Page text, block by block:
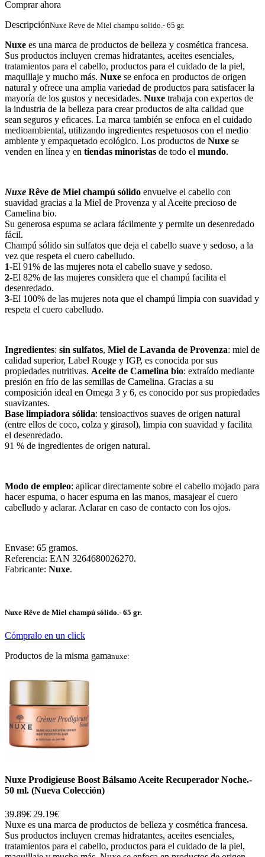
Comprar ahora
DescripciónNuxe Reve de Miel champu solido.- 65 gr.
Nuxe es una marca de productos de belleza y cosmética francesa.
Sus productos incluyen cremas hidratantes, aceites esenciales,
tratamientos para el cabello, productos para el cuidado de la piel,
maquillaje y mucho más. Nuxe se enfoca en productos de origen
natural y ofrece una amplia variedad de productos para satisfacer la
mayoría de los gustos y necesidades. Nuxe trabaja con expertos de
la industria de la belleza para crear productos de alta calidad que
sean seguros y eficaces. La marca también se enfoca en el cuidado
medioambiental, utilizando ingredientes respetuosos con el medio
ambiente y empaquetado ecológico. Los productos de Nuxe se
venden en línea y en tiendas minoristas de todo el mundo.
Nuxe Rêve de Miel champú sólido envuelve el cabello con
suavidad gracias a la Miel de Provenza y al Aceite precioso de
Camelina bio.
Su generosa espuma se aclara fácilmente y permite un desenredado
fácil.
Champú sólido sin sulfatos que deja el cabello suave y sedoso, a la
vez que respeta el cuero cabelludo.
1-El 91% de las mujeres nota el cabello suave y sedoso.
2-El 82% de las mujeres considera que el champú facilita el
desenredado.
3-El 100% de las mujeres nota que el champú limpia con suavidad y
respeta el cuero cabelludo.
Ingredientes: sin sulfatos, Miel de Lavanda de Provenza: miel de
calidad superior, Label Rouge y IGP, es conocida por sus
propiedades nutritivas. Aceite de Camelina bio: extraído mediante
presión en frío de las semillas de Camelina. Gracias a su
composición ideal en Omega 3 y 6, es conocido por sus propiedades
suavizantes.
Base limpiadora sólida: tensioactivos suaves de origen natural
(entre ellos de coco, colza y girasol), limpia con suavidad y facilita
el desenredado.
91 % de ingredientes de origen natural.
Modo de empleo: aplicar directamente sobre el cabello mojado para
hacer espuma, o hacer espuma en las manos, masajear el cuero
cabelludo y aclarar. Aclarar en caso de contacto con los ojos.
Envase: 65 gramos.
Referencia: EAN 3264680026270.
Fabricante: Nuxe.
Nuxe Rêve de Miel champú sólido.- 65 gr.
Cómpralo en un click
Productos de la misma gamanuxe:
Nuxe Prodigieuse Boost Bálsamo Aceite Recuperador Noche.-
50 ml. (Nueva Colección)
39.89€ 29.19€
Nuxe es una marca de productos de belleza y cosmética francesa.
Sus productos incluyen cremas hidratantes, aceites esenciales,
tratamientos para el cabello, productos para el cuidado de la piel,